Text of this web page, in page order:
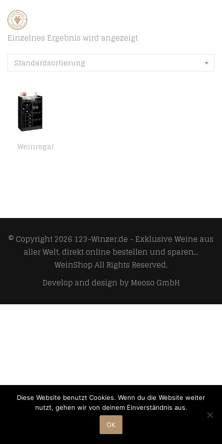
Einzelnes Ergebnis wird angezeigt
Standardsortierung
Weinregal
© Copyright 2026 123-Winzer.de - Exklusive Weine aus
aller Welt, direkt online bestellen und sparen...
WeinShopAll Rights Reserved.
Develop and design byMeoso GmbH
Diese Website benutzt Cookies. Wenn du die Website weiter
nutzt, gehen wir von deinem Einverständnis aus.
OK